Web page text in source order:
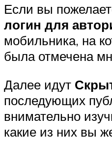
Если вы
логин для
мобильника, на
была отмечена
Далее идут
последующих
внимательно
какие из них вы